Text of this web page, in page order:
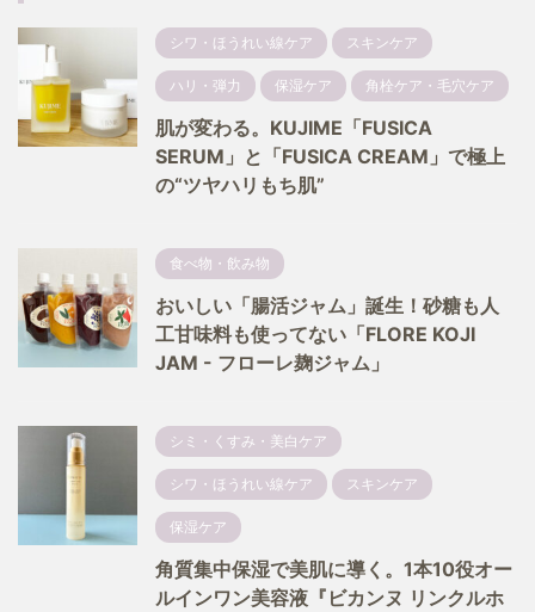
シワ・ほうれい線ケア スキンケア
ハリ・弾力 保湿ケア 角栓ケア・毛穴ケア
肌が変わる。KUJIME「FUSICA
SERUM」と「FUSICA CREAM」で極上
の“ツヤハリもち肌”
食べ物・飲み物
おいしい「腸活ジャム」誕生！砂糖も人
工甘味料も使ってない「FLORE KOJI
JAM - フローレ麹ジャム」
シミ・くすみ・美白ケア
シワ・ほうれい線ケア スキンケア
保湿ケア
角質集中保湿で美肌に導く。1本10役オー
ルインワン美容液『ビカンヌ リンクルホ